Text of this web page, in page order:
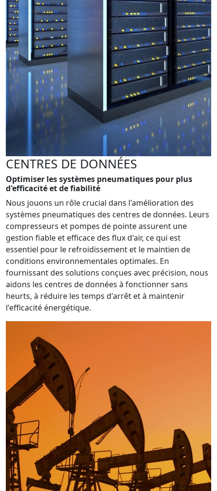
CENTRES DE DONNÉES
Optimiser les systèmes pneumatiques pour plus
d'efficacité et de fiabilité
Nous jouons un rôle crucial dans l'amélioration des
systèmes pneumatiques des centres de données. Leurs
compresseurs et pompes de pointe assurent une
gestion fiable et efficace des flux d'air, ce qui est
essentiel pour le refroidissement et le maintien de
conditions environnementales optimales. En
fournissant des solutions conçues avec précision, nous
aidons les centres de données à fonctionner sans
heurts, à réduire les temps d'arrêt et à maintenir
l'efficacité énergétique.